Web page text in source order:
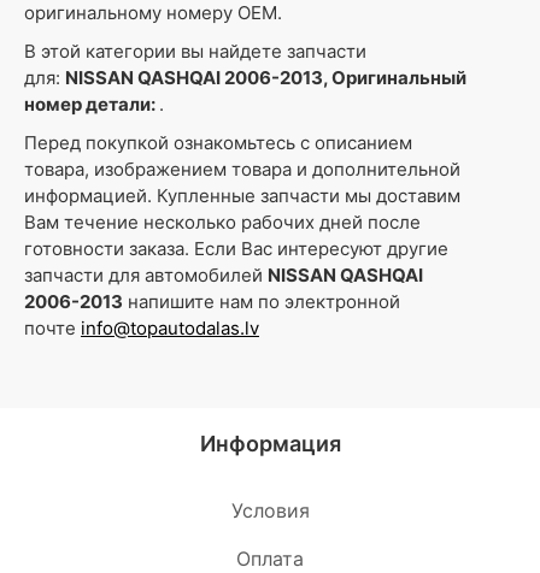
оригинальному номеру OEM.
В этой категории вы найдете запчасти
для: NISSAN QASHQAI 2006-2013, Оригинальный
номер детали: .
Перед покупкой ознакомьтесь с описанием
товара, изображением товара и дополнительной
информацией. Купленные запчасти мы доставим
Вам течение несколько рабочих дней после
готовности заказа. Если Вас интересуют другие
запчасти для автомобилей NISSAN QASHQAI
2006-2013 напишите нам по электронной
почте info@topautodalas.lv
Информация
Условия
Oплата